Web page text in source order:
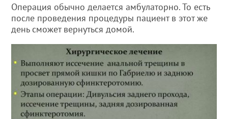
Операция обычно делается амбулаторно. То есть
после проведения процедуры пациент в этот же
день сможет вернуться домой.